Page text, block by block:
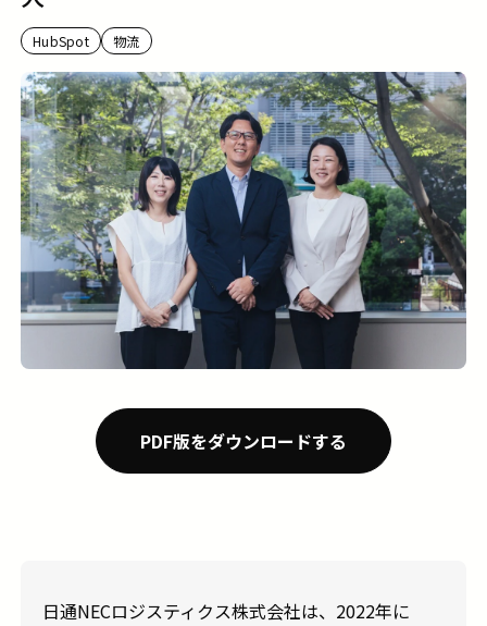
HubSpot 物流
PDF版をダウンロードする
日通NECロジスティクス株式会社は、2022年に